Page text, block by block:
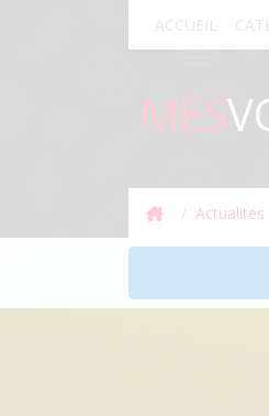
ACCUEIL
MES
Actualités